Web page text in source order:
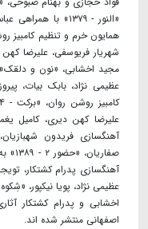
شهریار فریوسفی، علیرضا
مجید اخشابی، «نون و دلقک»
آهنگسازی پدرام کشتکار،
اخشابی و پدرام کشتکار
اصفهانی منتشر شده اند.